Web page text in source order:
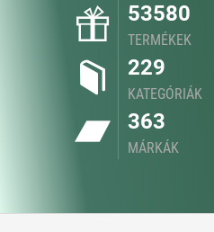
53580
TERMÉKEK
229
KATEGÓRIÁK
363
MÁRKÁK